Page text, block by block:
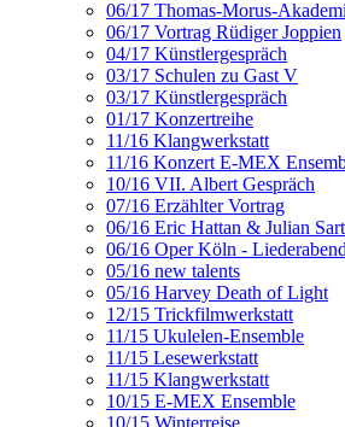
06/17 Thomas-Morus-
06/17 Vortrag Rüdiger Joppien
04/17 Künstlergespräch
03/17 Schulen zu Gast V
03/17 Künstlergespräch
01/17 Konzertreihe
11/16 Klangwerkstatt
11/16 Konzert E-MEX
10/16 VII. Albert Gespräch
07/16 Erzählter Vortrag
06/16 Eric Hattan & Julian
06/16 Oper Köln - Liederabend
05/16 new talents
05/16 Harvey Death of Light
12/15 Trickfilmwerkstatt
11/15 Ukulelen-Ensemble
11/15 Lesewerkstatt
11/15 Klangwerkstatt
10/15 E-MEX Ensemble
10/15 Winterreise